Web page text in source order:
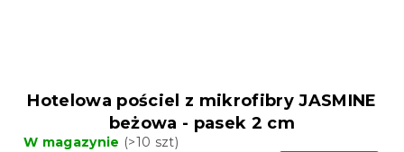
Hotelowa pościel z mikrofibry JASMINE
beżowa - pasek 2 cm
W magazynie (>10 szt)